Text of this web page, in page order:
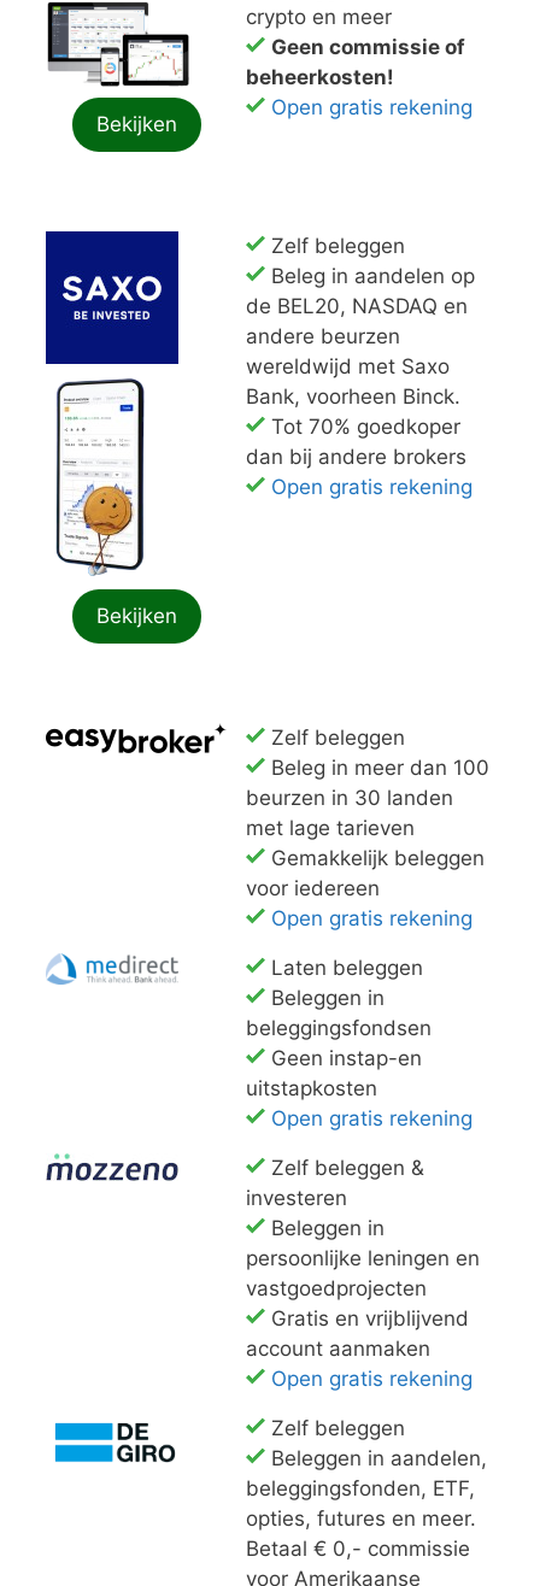
Bekijken
crypto en meer
Geen commissie of
beheerkosten!
Open gratis rekening
Bekijken
Zelf beleggen
Beleg in aandelen op
de BEL20, NASDAQ en
andere beurzen
wereldwijd met Saxo
Bank, voorheen Binck.
Tot 70% goedkoper
dan bij andere brokers
Open gratis rekening
Zelf beleggen
Beleg in meer dan 100
beurzen in 30 landen
met lage tarieven
Gemakkelijk beleggen
voor iedereen
Open gratis rekening
Laten beleggen
Beleggen in
beleggingsfondsen
Geen instap-en
uitstapkosten
Open gratis rekening
Zelf beleggen &
investeren
Beleggen in
persoonlijke leningen en
vastgoedprojecten
Gratis en vrijblijvend
account aanmaken
Open gratis rekening
Zelf beleggen
Beleggen in aandelen,
beleggingsfonden, ETF,
opties, futures en meer.
Betaal € 0,- commissie
voor Amerikaanse